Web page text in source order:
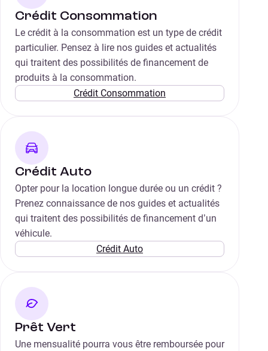
Crédit Consommation
Le crédit à la consommation est un type de crédit
particulier. Pensez à lire nos guides et actualités
qui traitent des possibilités de financement de
produits à la consommation.
Crédit Consommation
Crédit Auto
Opter pour la location longue durée ou un crédit ?
Prenez connaissance de nos guides et actualités
qui traitent des possibilités de financement d’un
véhicule.
Crédit Auto
Prêt Vert
Une mensualité pourra vous être remboursée pour